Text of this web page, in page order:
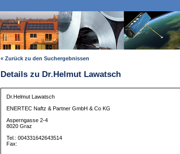
« Zurück zu den Suchergebnissen
Details zu Dr.Helmut Lawatsch
Dr.Helmut Lawatsch
ENERTEC Naftz & Partner GmbH & Co KG
Asperngasse 2-4
8020 Graz
Tel.: 004331642643514
Fax: